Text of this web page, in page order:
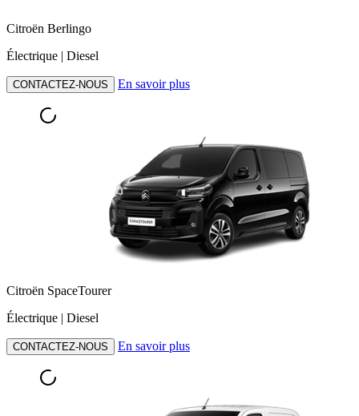
Citroën Berlingo
Électrique | Diesel
CONTACTEZ-NOUS En savoir plus
Citroën SpaceTourer
Électrique | Diesel
CONTACTEZ-NOUS En savoir plus